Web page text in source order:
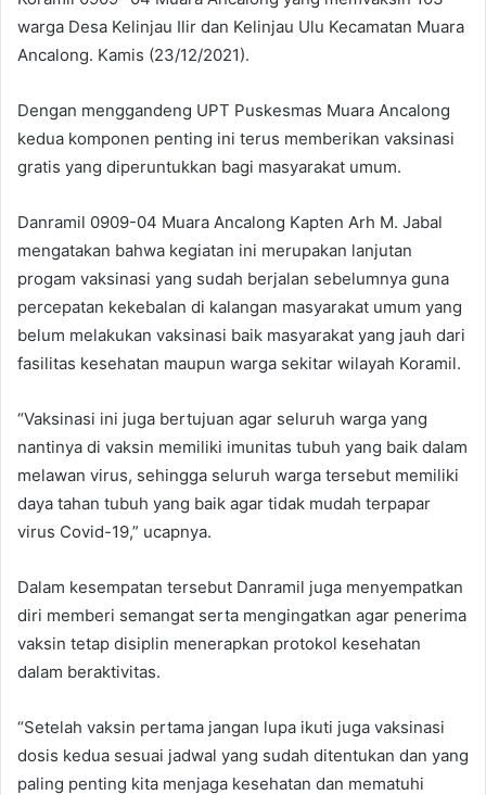
warga Desa Kelinjau Ilir dan Kelinjau Ulu Kecamatan Muara
Ancalong. Kamis (23/12/2021).
Dengan menggandeng UPT Puskesmas Muara Ancalong
kedua komponen penting ini terus memberikan vaksinasi
gratis yang diperuntukkan bagi masyarakat umum.
Danramil 0909-04 Muara Ancalong Kapten Arh M. Jabal
mengatakan bahwa kegiatan ini merupakan lanjutan
progam vaksinasi yang sudah berjalan sebelumnya guna
percepatan kekebalan di kalangan masyarakat umum yang
belum melakukan vaksinasi baik masyarakat yang jauh dari
fasilitas kesehatan maupun warga sekitar wilayah Koramil.
“Vaksinasi ini juga bertujuan agar seluruh warga yang
nantinya di vaksin memiliki imunitas tubuh yang baik dalam
melawan virus, sehingga seluruh warga tersebut memiliki
daya tahan tubuh yang baik agar tidak mudah terpapar
virus Covid-19,” ucapnya.
Dalam kesempatan tersebut Danramil juga menyempatkan
diri memberi semangat serta mengingatkan agar penerima
vaksin tetap disiplin menerapkan protokol kesehatan
dalam beraktivitas.
“Setelah vaksin pertama jangan lupa ikuti juga vaksinasi
dosis kedua sesuai jadwal yang sudah ditentukan dan yang
paling penting kita menjaga kesehatan dan mematuhi